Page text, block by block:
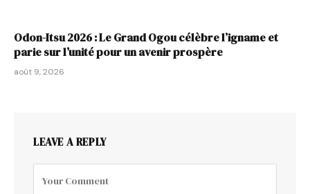
Odon-Itsu 2026 : Le Grand Ogou célèbre l’igname et
parie sur l’unité pour un avenir prospère
août 9, 2026
LEAVE A REPLY